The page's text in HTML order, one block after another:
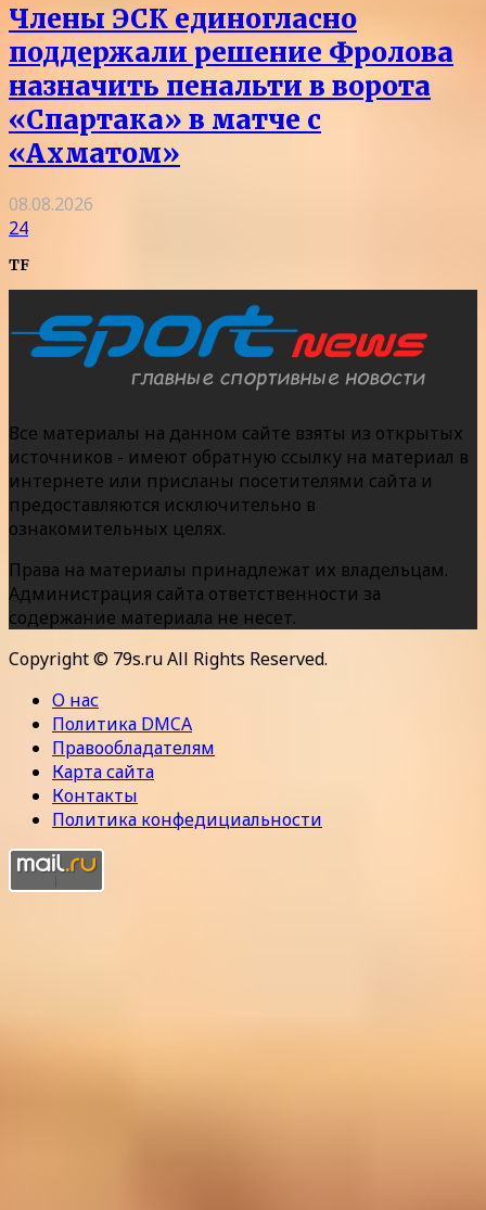
Члены ЭСК единогласно
поддержали решение Фролова
назначить пенальти в ворота
«Спартака» в матче с
«Ахматом»
08.08.2026
24
TF
Все материалы на данном сайте взяты из открытых
источников - имеют обратную ссылку на материал в
интернете или присланы посетителями сайта и
предоставляются исключительно в
ознакомительных целях.
Права на материалы принадлежат их владельцам.
Администрация сайта ответственности за
содержание материала не несет.
Copyright © 79s.ru All Rights Reserved.
О нас
Политика DMCA
Правообладателям
Карта сайта
Контакты
Политика конфедициальности